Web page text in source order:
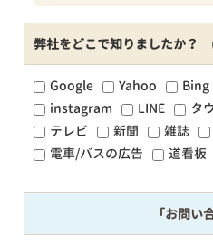
弊社をどこで知りましたか？
Google Yahoo Bing
instagram
LINE タ
テレビ
新聞 雑誌
電車/バスの広告
道看板
「お問い